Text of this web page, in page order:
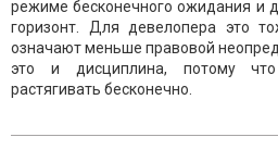
режиме бесконечного ожидания и
горизонт. Для девелопера это
означают меньше правовой
это и дисциплина, потому
растягивать бесконечно.